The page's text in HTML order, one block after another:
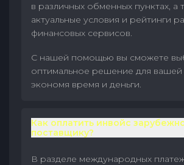
в различных обменных пунктах, а
актуальные условия и рейтинги
финансовых сервисов.
С нашей помощью вы сможете
оптимальное решение для вашей
экономя время и деньги.
Как оплатить инвойс
поставщику?
В разделе международных